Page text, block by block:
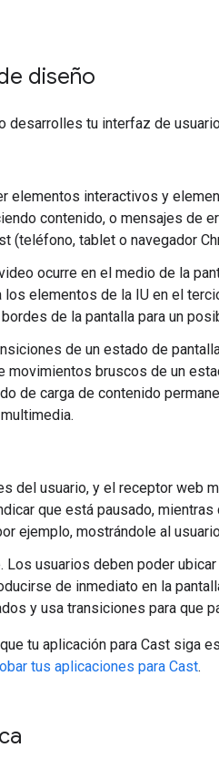
diseño
desarrolles tu interfaz de
elementos interactivos y
contenido, o mensajes de
(teléfono, tablet o navegador
video ocurre en el medio de la
los elementos de la IU en el
de la pantalla para un
de un estado de
movimientos bruscos de un
de carga de contenido
del usuario, y el receptor
que está pausado,
ejemplo, mostrándole al
Los usuarios deben poder
de inmediato en la
y usa transiciones para que
tu aplicación para Cast
tus aplicaciones para Cast.